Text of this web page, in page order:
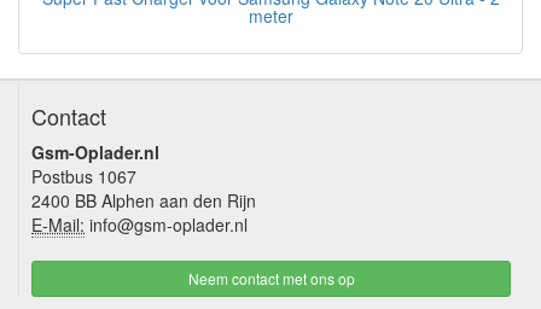
meter
Contact
Gsm-Oplader.nl
Postbus 1067
2400 BB Alphen aan den Rijn
E-Mail: info@gsm-oplader.nl
Neem contact met ons op